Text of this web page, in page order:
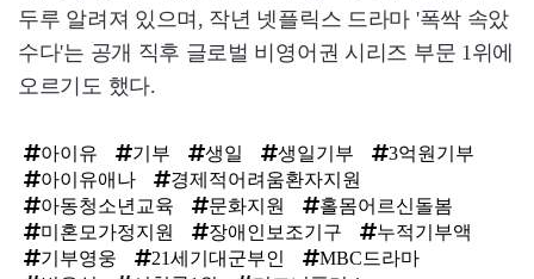
두루 알려져 있으며, 작년 넷플릭스 드라마 '폭싹 속았
수다'는 공개 직후 글로벌 비영어권 시리즈 부문 1위에
오르기도 했다.
아이유 기부 생일 생일기부
3억원기부
아이유애나
경제적어려움환자지원
아동청소년교육
문화지원
홀몸어르신돌봄
미혼모가정지원
장애인보조기구
누적기부액
기부영웅
21세기대군부인
MBC드라마